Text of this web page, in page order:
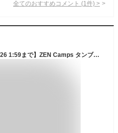
全てのおすすめコメント (1 件) >
【お買い物マラソン 特別価格！6/26 1:59まで】ZEN Camps タンブラー ストロー付き 887ml 水筒 大容量 持ち運び ストロー 真空断熱 保温 保冷 蓋付き こぼれない 車 ドライブ オフィス キャンプ アウトドア